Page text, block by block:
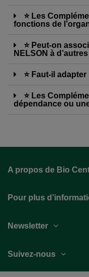
⭐ Les
fonctions de
⭐ Peut-on
NELSON à
⭐ Faut-il
⭐ Les
dépendance ou
A propos de Bio
Pour plus
Suivez-nous
Newsletter